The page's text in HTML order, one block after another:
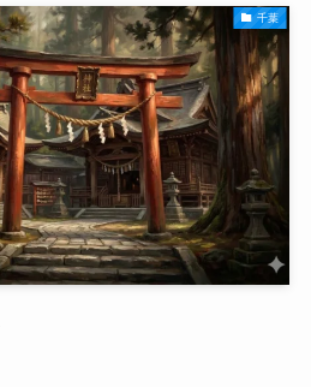
千葉